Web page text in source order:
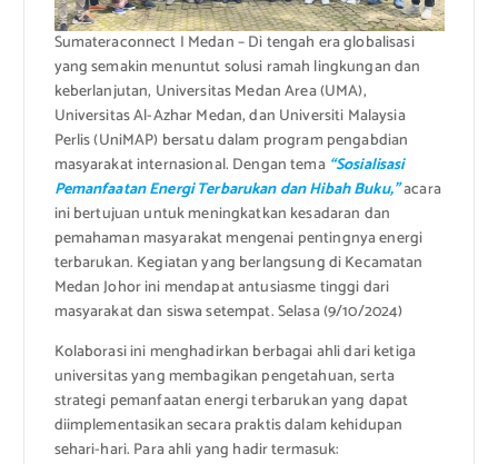
Sumateraconnect I Medan – Di tengah era globalisasi
yang semakin menuntut solusi ramah lingkungan dan
keberlanjutan, Universitas Medan Area (UMA),
Universitas Al-Azhar Medan, dan Universiti Malaysia
Perlis (UniMAP) bersatu dalam program pengabdian
masyarakat internasional. Dengan tema“Sosialisasi
Pemanfaatan Energi Terbarukan dan Hibah Buku,”acara
ini bertujuan untuk meningkatkan kesadaran dan
pemahaman masyarakat mengenai pentingnya energi
terbarukan. Kegiatan yang berlangsung di Kecamatan
Medan Johor ini mendapat antusiasme tinggi dari
masyarakat dan siswa setempat. Selasa (9/10/2024)
Kolaborasi ini menghadirkan berbagai ahli dari ketiga
universitas yang membagikan pengetahuan, serta
strategi pemanfaatan energi terbarukan yang dapat
diimplementasikan secara praktis dalam kehidupan
sehari-hari. Para ahli yang hadir termasuk: